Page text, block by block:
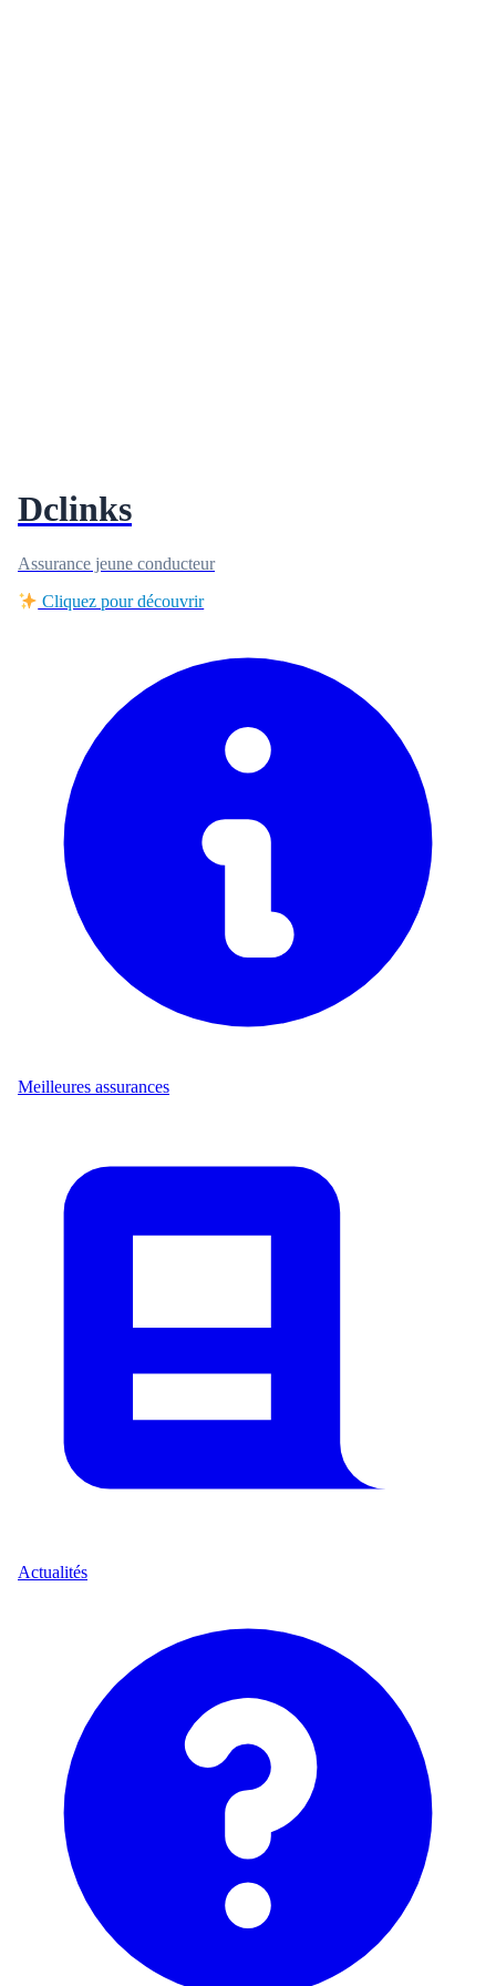
Dclinks
Assurance jeune conducteur
Cliquez pour découvrir
Meilleures assurances
Actualités